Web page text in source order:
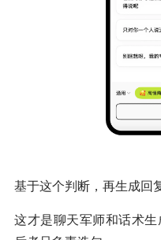
基于这个判断，再生成回
这才是聊天军师和话术生